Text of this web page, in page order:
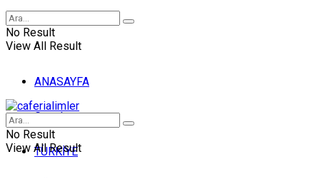
No Result
View All Result
ANASAYFA
Genel
TÜRKİYE
No Result
View All Result